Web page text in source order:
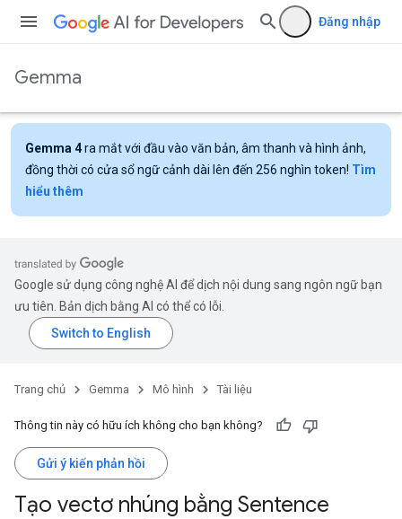
Đăng nhập
Gemma
Gemma 4ra mắt với đầu vào văn bản, âm thanh và hình ảnh,
đồng thời có cửa sổ ngữ cảnh dài lên đến 256 nghìn token! Tìm
hiểu thêm
Google sử dụng công nghệ AI để dịch nội dung sang ngôn ngữ bạn
ưu tiên. Bản dịch bằng AI có thể có lỗi.
Trang chủ Gemma Mô hình Tài liệu
Thông tin này có hữu ích không cho bạn không?
Gửi ý kiến phản hồi
Tạo vectơ nhúng bằng Sentence